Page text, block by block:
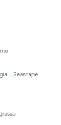
– Seascape